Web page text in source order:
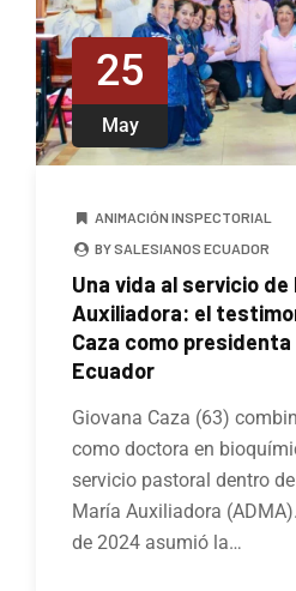
25
May
ANIMACIÓN INSPECTORIAL
BY SALESIANOS ECUADOR
Una vida al servicio de
Auxiliadora: el
Caza como presidenta
Ecuador
Giovana Caza (63)
como doctora en
servicio pastoral dentro
María Auxiliadora
de 2024 asumió la…